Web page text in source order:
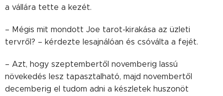
a vállára tette a kezét.
– Mégis mit mondott Joe tarot-kirakása az üzleti
tervről? – kérdezte lesajnálóan és csóválta a fejét.
– Azt, hogy szeptembertől novemberig lassú
növekedés lesz tapasztalható, majd novembertől
decemberig el tudom adni a készletek huszonöt